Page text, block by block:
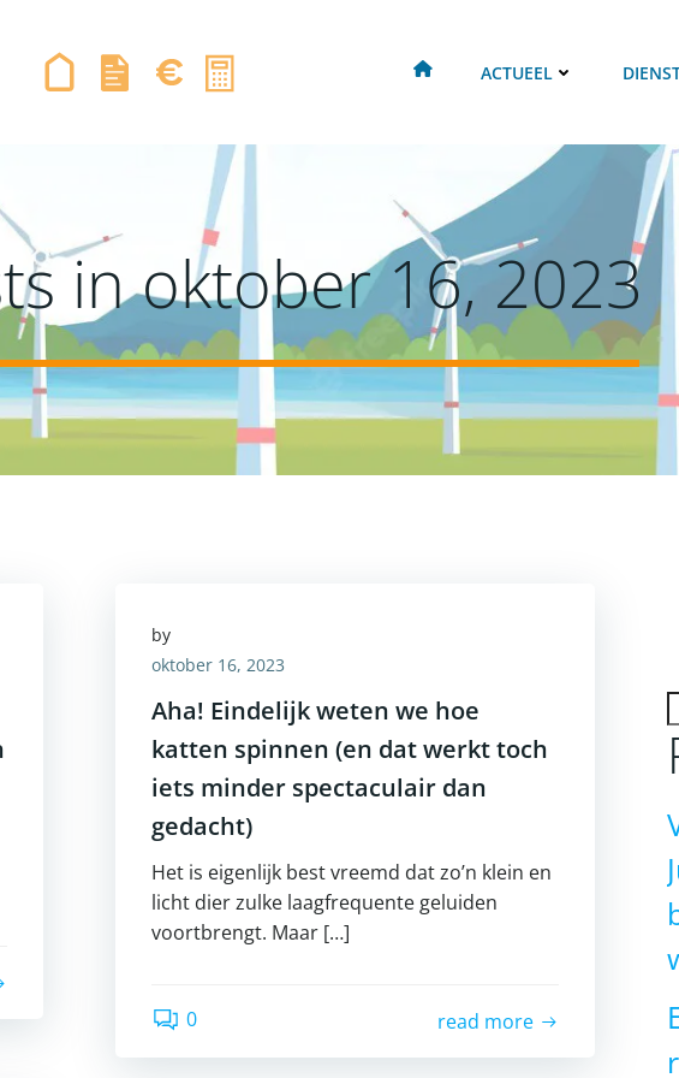
ACTUEEL
in oktober 16, 2023
by
oktober 16, 2023
Aha! Eindelijk weten we hoe
katten spinnen (en dat werkt toch
iets minder spectaculair dan
gedacht)
Het is eigenlijk best vreemd dat zo’n klein en
licht dier zulke laagfrequente geluiden
voortbrengt. Maar […]
0 read more